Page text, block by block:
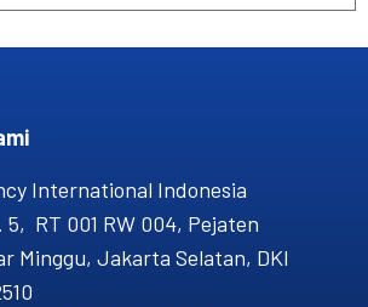
International Indonesia
5, RT 001 RW 004, Pejaten
Minggu, Jakarta Selatan, DKI